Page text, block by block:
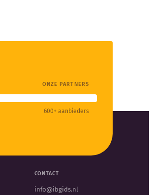
ONZE PARTNERS
600+ aanbieders
CONTACT
info@ibgids.nl